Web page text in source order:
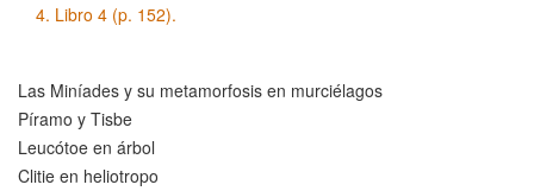
4. Libro 4 (p. 152).
Las Miníades y su metamorfosis en murciélagos
Píramo y Tisbe
Leucótoe en árbol
Clitie en heliotropo